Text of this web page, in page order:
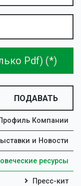
Pdf) (*)
ПОДАВАТЬ
Компании
и Новости
ресурсы
Пресс-кит